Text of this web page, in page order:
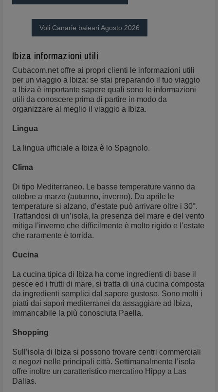
Voli Canarie baleari Agosto 2026
Ibiza informazioni utili
Cubacom.net offre ai propri clienti le informazioni utili
per un viaggio a Ibiza: se stai preparando il tuo viaggio
a Ibiza è importante sapere quali sono le informazioni
utili da conoscere prima di partire in modo da
organizzare al meglio il viaggio a Ibiza.
Lingua
La lingua ufficiale a Ibiza è lo Spagnolo.
Clima
Di tipo Mediterraneo. Le basse temperature vanno da
ottobre a marzo (autunno, inverno). Da aprile le
temperature si alzano, d’estate può arrivare oltre i 30°.
Trattandosi di un’isola, la presenza del mare e del vento
mitiga l’inverno che difficilmente è molto rigido e l’estate
che raramente è torrida.
Cucina
La cucina tipica di Ibiza ha come ingredienti di base il
pesce ed i frutti di mare, si tratta di una cucina composta
da ingredienti semplici dal sapore gustoso. Sono molti i
piatti dai sapori mediterranei da assaggiare ad Ibiza,
immancabile la più conosciuta Paella.
Shopping
Sull’isola di Ibiza si possono trovare centri commerciali
e negozi nelle principali città. Settimanalmente l’isola
offre inoltre un caratteristico mercatino Hippy a Las
Dalias.